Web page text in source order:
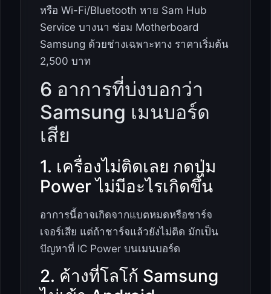
หรือ Wi-Fi/Bluetooth หาย Sam Hub
Service บางนา ซ่อม Motherboard
Samsung ด้วยช่างเฉพาะทาง ราคาเริ่มต้น
2,500 บาท
6 อาการที่บ่งบอกว่า
Samsung เมนบอร์ด
เสีย
1. เครื่องไม่ติดเลย กดปุ่ม
Power ไม่มีอะไรเกิดขึ้น
อาการนี้อาจเกิดจากแบตหมดหรือชาร์จ
เจอร์เสีย แต่ถ้าชาร์จแล้วยังไม่ติด มักเป็น
ปัญหาที่ IC Power บนเมนบอร์ด
2. ค้างที่โลโก้ Samsung